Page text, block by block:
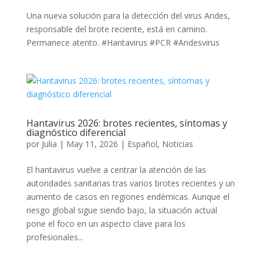
Una nueva solución para la detección del virus Andes,
responsable del brote reciente, está en camino.
Permanece atento. #Hantavirus #PCR #Andesvirus
Hantavirus 2026: brotes recientes, síntomas y
diagnóstico diferencial
por Julia | May 11, 2026 | Español, Noticias
El hantavirus vuelve a centrar la atención de las
autoridades sanitarias tras varios brotes recientes y un
aumento de casos en regiones endémicas. Aunque el
riesgo global sigue siendo bajo, la situación actual
pone el foco en un aspecto clave para los
profesionales...